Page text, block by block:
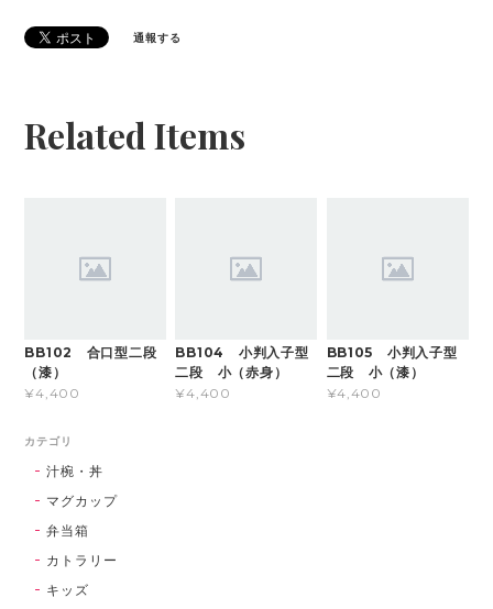
通報する
Related Items
BB102 合口型二段
（漆）
¥4,400
BB104 小判入子型
二段 小（赤身）
¥4,400
BB105 小判入子型
二段 小（漆）
¥4,400
カテゴリ
汁椀・丼
マグカップ
弁当箱
カトラリー
キッズ